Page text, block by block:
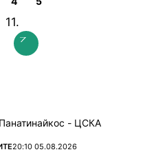
- ЦСКА
20:10 05.08.2026